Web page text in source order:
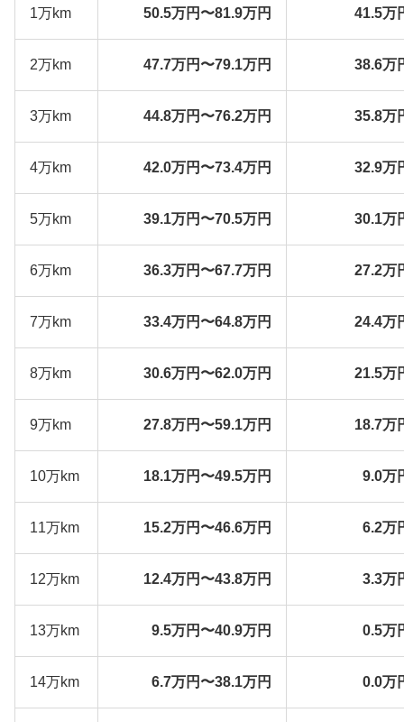
1万km 50.5万円〜81.9万円 41.5万
2万km 47.7万円〜79.1万円 38.6万
3万km 44.8万円〜76.2万円 35.8万
4万km 42.0万円〜73.4万円 32.9万
5万km 39.1万円〜70.5万円 30.1万
6万km 36.3万円〜67.7万円 27.2万
7万km 33.4万円〜64.8万円 24.4万
8万km 30.6万円〜62.0万円 21.5万
9万km 27.8万円〜59.1万円 18.7万
10万km 18.1万円〜49.5万円 9.0万
11万km 15.2万円〜46.6万円 6.2万
12万km 12.4万円〜43.8万円 3.3万
13万km 9.5万円〜40.9万円 0.5万
14万km 6.7万円〜38.1万円 0.0万